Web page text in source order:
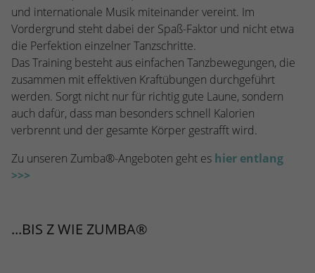
und internationale Musik miteinander vereint. Im
Vordergrund steht dabei der Spaß-Faktor und nicht etwa
die Perfektion einzelner Tanzschritte.
Das Training besteht aus einfachen Tanzbewegungen, die
zusammen mit effektiven Kraftübungen durchgeführt
werden. Sorgt nicht nur für richtig gute Laune, sondern
auch dafür, dass man besonders schnell Kalorien
verbrennt und der gesamte Körper gestrafft wird.
Zu unseren Zumba®-Angeboten geht es hier entlang
>>>
...BIS Z WIE ZUMBA®
Name _dc_gtm_UA-53600496-1
Anbieter Google Analytics
Laufzeit 1 Minute
Zweck
Dieser Cookie identifiziert die Besucher
nach Alter, Geschlecht oder Interessen
und nutzt dazu den DoubleClick des
Google Tag Manager, um die gezielte
Anzeigenplatzierung zu vereinfachen.